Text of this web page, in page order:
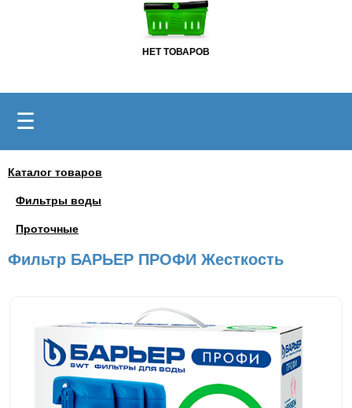
НЕТ ТОВАРОВ
☰
Каталог товаров
Фильтры воды
Проточные
Фильтр БАРЬЕР ПРОФИ Жесткость